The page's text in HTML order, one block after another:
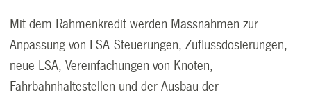
Mit dem Rahmenkredit werden Massnahmen zur
Anpassung von LSA-Steuerungen, Zuflussdosierungen,
neue LSA, Vereinfachungen von Knoten,
Fahrbahnhaltestellen und der Ausbau der